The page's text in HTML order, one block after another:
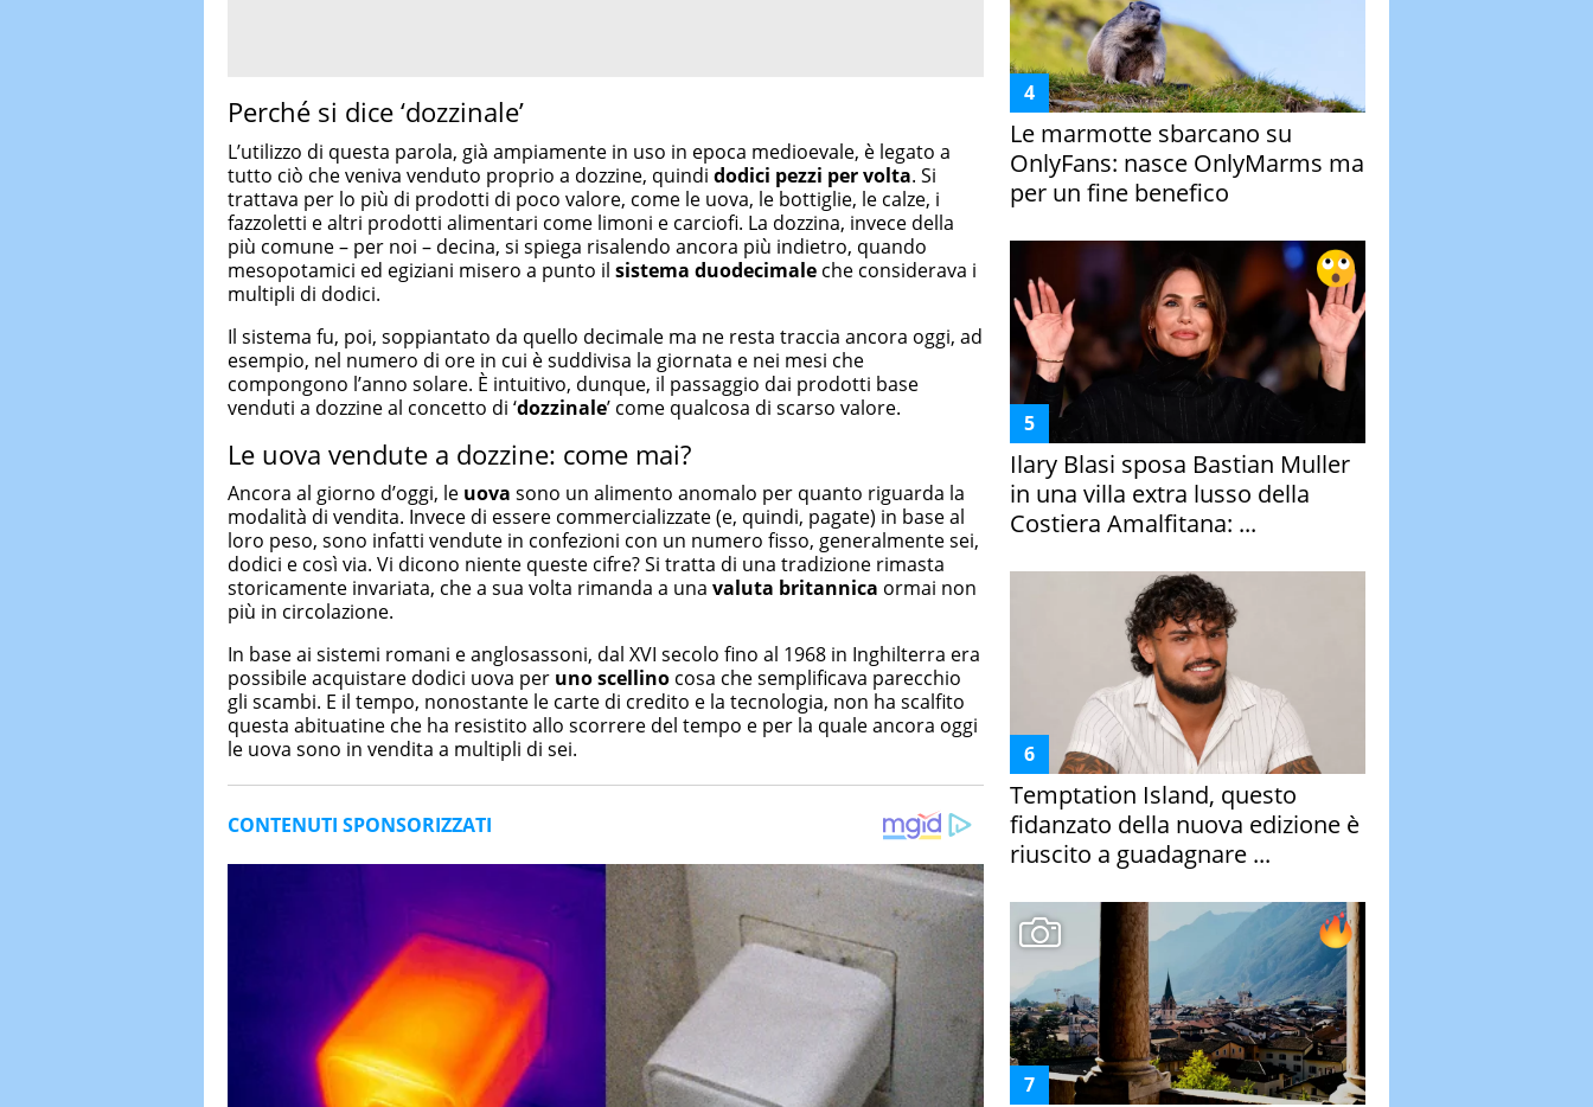
Perché si dice ‘dozzinale’
L’utilizzo di questa parola, già ampiamente in uso in epoca medioevale, è legato a
tutto ciò che veniva venduto proprio a dozzine, quindi dodici pezzi per volta. Si
trattava per lo più di prodotti di poco valore, come le uova, le bottiglie, le calze, i
fazzoletti e altri prodotti alimentari come limoni e carciofi. La dozzina, invece della
più comune – per noi – decina, si spiega risalendo ancora più indietro, quando
mesopotamici ed egiziani misero a punto il sistema duodecimale che considerava i
multipli di dodici.
Il sistema fu, poi, soppiantato da quello decimale ma ne resta traccia ancora oggi, ad
esempio, nel numero di ore in cui è suddivisa la giornata e nei mesi che
compongono l’anno solare. È intuitivo, dunque, il passaggio dai prodotti base
venduti a dozzine al concetto di ‘dozzinale’ come qualcosa di scarso valore.
Le uova vendute a dozzine: come mai?
Ancora al giorno d’oggi, le uova sono un alimento anomalo per quanto riguarda la
modalità di vendita. Invece di essere commercializzate (e, quindi, pagate) in base al
loro peso, sono infatti vendute in confezioni con un numero fisso, generalmente sei,
dodici e così via. Vi dicono niente queste cifre? Si tratta di una tradizione rimasta
storicamente invariata, che a sua volta rimanda a una valuta britannica ormai non
più in circolazione.
In base ai sistemi romani e anglosassoni, dal XVI secolo fino al 1968 in Inghilterra era
possibile acquistare dodici uova per uno scellino cosa che semplificava parecchio
gli scambi. E il tempo, nonostante le carte di credito e la tecnologia, non ha scalfito
questa abituatine che ha resistito allo scorrere del tempo e per la quale ancora oggi
le uova sono in vendita a multipli di sei.
Le marmotte sbarcano su
OnlyFans: nasce OnlyMarms ma
per un fine benefico
Ilary Blasi sposa Bastian Muller
in una villa extra lusso della
Costiera Amalfitana: ...
Temptation Island, questo
fidanzato della nuova edizione è
riuscito a guadagnare ...